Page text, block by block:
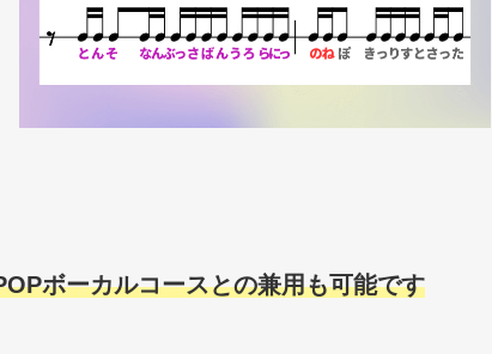
ボーカルコースとの兼用も可能です